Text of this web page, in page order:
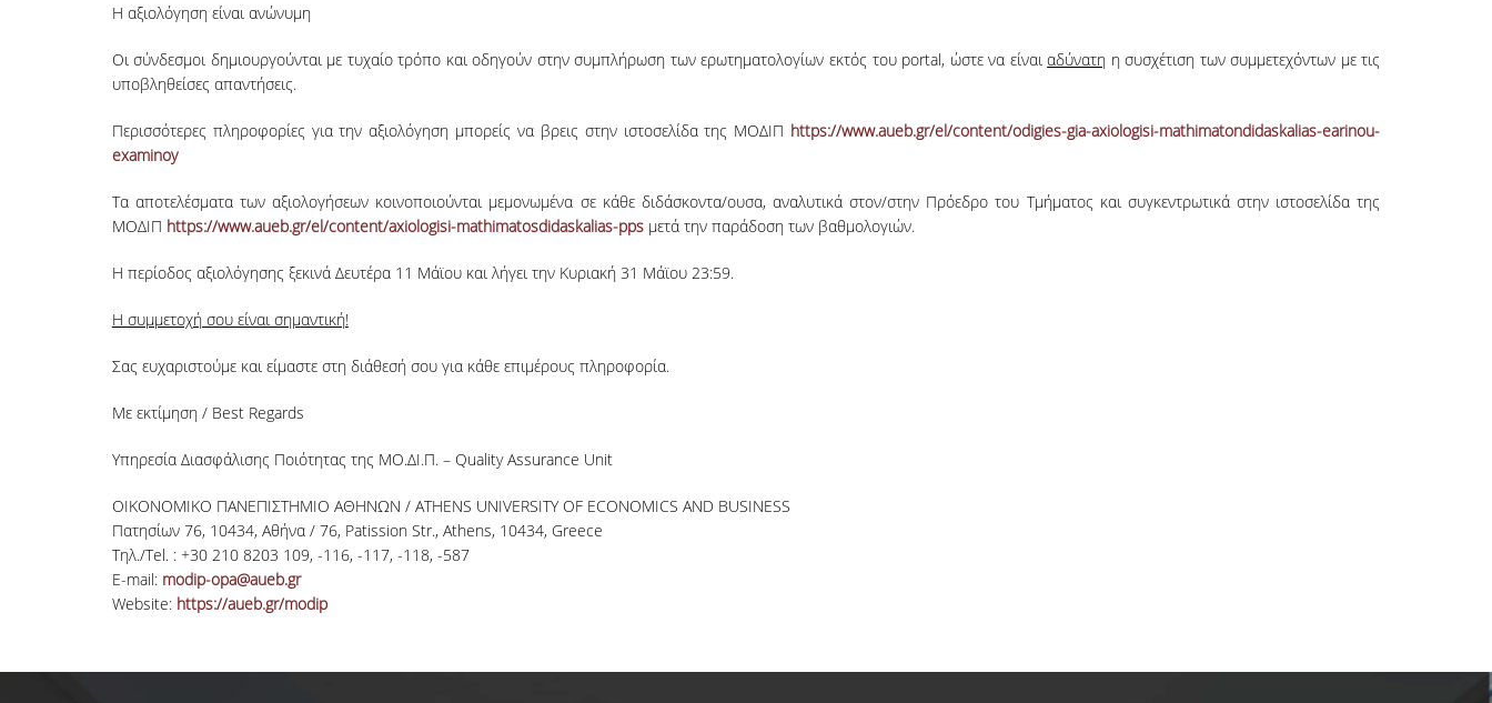
Η αξιολόγηση είναι ανώνυμη
Οι σύνδεσμοι δημιουργούνται με τυχαίο τρόπο και οδηγούν στην συμπλήρωση των ερωτηματολογίων εκτός του portal, ώστε να είναιαδύνατη η συσχέτιση των συμμετεχόντων με τις
υποβληθείσες απαντήσεις.
Περισσότερες πληροφορίες για την αξιολόγηση μπορείς να βρεις στην ιστοσελίδα της ΜΟΔΙΠ https://www.aueb.gr/el/content/odigies-gia-axiologisi-mathimatondidaskalias-earinou-
examinoy
Τα αποτελέσματα των αξιολογήσεων κοινοποιούνται μεμονωμένα σε κάθε διδάσκοντα/ουσα, αναλυτικά στον/στην Πρόεδρο του Τμήματος και συγκεντρωτικά στην ιστοσελίδα της
ΜΟΔΙΠ https://www.aueb.gr/el/content/axiologisi-mathimatosdidaskalias-ppsμετά την παράδοση των βαθμολογιών.
Η περίοδος αξιολόγησης ξεκινά Δευτέρα 11 Μάϊου και λήγει την Κυριακή 31 Μάϊου 23:59.
Η συμμετοχή σου είναι σημαντική!
Σας ευχαριστούμε και είμαστε στη διάθεσή σου για κάθε επιμέρους πληροφορία.
Με εκτίμηση / Best Regards
Υπηρεσία Διασφάλισης Ποιότητας της ΜΟ.ΔΙ.Π. – Quality Assurance Unit
OIKONOMIKO ΠΑΝΕΠΙΣΤΗΜΙΟ ΑΘΗΝΩΝ / ATHENS UNIVERSITY OF ECONOMICS AND BUSINESS
Πατησίων 76, 10434, Αθήνα / 76, Patission Str., Athens, 10434, Greece
Τηλ./Tel. : +30 210 8203 109, -116, -117, -118, -587
E-mail: modip-opa@aueb.gr
Website: https://aueb.gr/modip